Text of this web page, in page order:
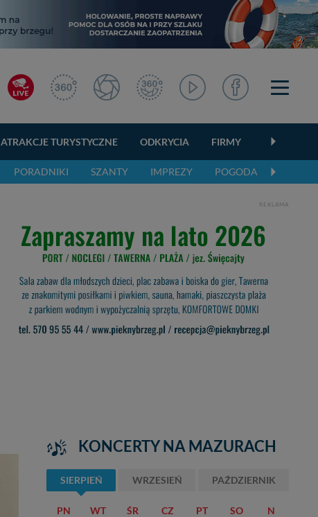
ATRAKCJE TURYSTYCZNE ODKRYCIA FIRMY
PORADNIKI SZANTY IMPREZY POGODA
REKLAMA
KONCERTY NA MAZURACH
SIERPIEŃ WRZESIEŃ PAŹDZIERNIK
PN WT ŚR CZ PT SO N